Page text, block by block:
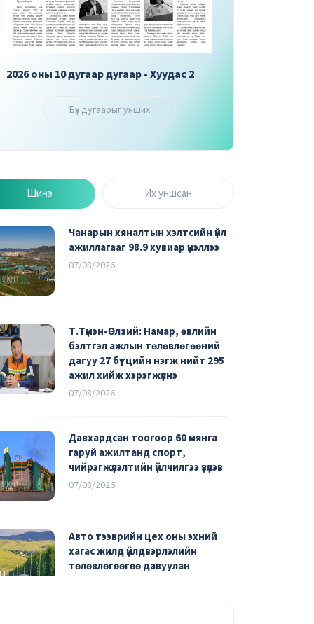
2026 оны 10 дугаар дугаар - Хуудас 3
Бүх дугаарыг унших
Шинэ Их уншсан
Чанарын хяналтын хэлтсийн үйл
ажиллагааг 98.9 хувиар үнэллээ
07/08/2026
Т.Түмэн-Өлзий: Намар, өвлийн
бэлтгэл ажлын төлөвлөгөөний
дагуу 27 бүтцийн нэгж нийт 295
ажил хийж хэрэгжүүлнэ
07/08/2026
Давхардсан тоогоор 60 мянга
гаруй ажилтанд спорт,
чийрэгжүүлэлтийн үйлчилгээ үзүүлэв
07/08/2026
Авто тээврийн цех оны эхний
хагас жилд үйлдвэрлэлийн
төлөвлөгөөгөө давуулан